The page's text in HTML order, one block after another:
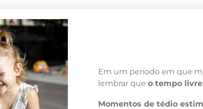
Em um período em que
lembrar que o tempo
Momentos de tédio